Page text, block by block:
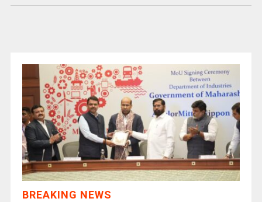
BREAKING NEWS